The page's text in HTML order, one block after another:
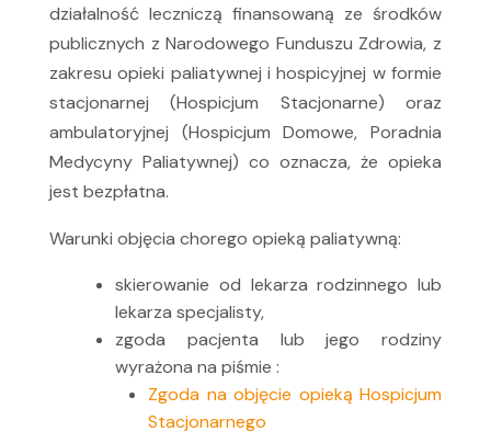
działalność leczniczą finansowaną ze środków
publicznych z Narodowego Funduszu Zdrowia, z
zakresu opieki paliatywnej i hospicyjnej w formie
stacjonarnej (Hospicjum Stacjonarne) oraz
ambulatoryjnej (Hospicjum Domowe, Poradnia
Medycyny Paliatywnej) co oznacza, że opieka
jest bezpłatna.
Warunki objęcia chorego opieką paliatywną:
skierowanie od lekarza rodzinnego lub
lekarza specjalisty,
zgoda pacjenta lub jego rodziny
wyrażona na piśmie :
Zgoda na objęcie opieką Hospicjum
Stacjonarnego